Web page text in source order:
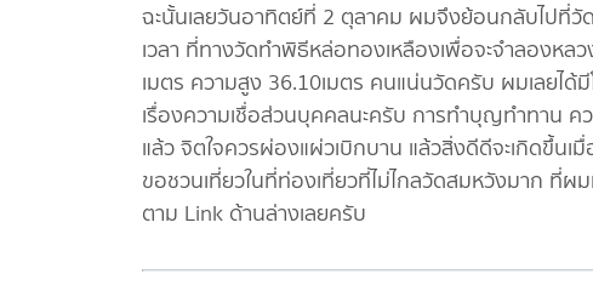
ฉะนั้นเลยวันอาทิตย์ที่ 2 ตุลาคม ผมจึงย้อนกลับไปที่วั
เวลา ที่ทางวัดทำพิธีหล่อทองเหลืองเพื่อจะจำลองห
เมตร ความสูง 36.10เมตร คนแน่นวัดครับ ผมเลยไ
เรื่องความเชื่อส่วนบุคคลนะครับ การทำบุญทำทาน ค
แล้ว จิตใจควรผ่องแผ่วเบิกบาน แล้วสิ่งดีดีจะเกิดขึ้น
ขอชวนเที่ยวในที่ท่องเที่ยวที่ไม่ไกลวัดสมหวังมาก ที่ผ
ตาม Link ด้านล่างเลยครับ